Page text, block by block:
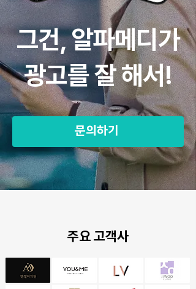
그건, 알파메디가
광고를 잘 해서!
문의하기
주요 고객사